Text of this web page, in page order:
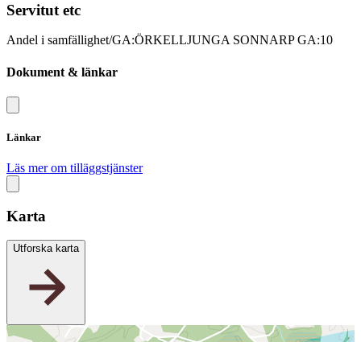
Servitut etc
Andel i samfällighet/GA:ÖRKELLJUNGA SONNARP GA:10
Dokument & länkar
Länkar
Läs mer om tilläggstjänster
Karta
Utforska karta